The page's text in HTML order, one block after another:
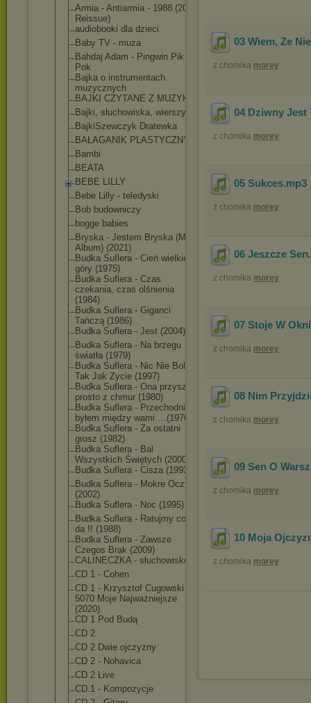
Armia - Antiarmia - 1988 (2009,
Reissue)
audiobooki dla dzieci
Baby TV - muza
Bahdaj Adam - Pingwin Pik
Pok
Bajka o instrumentach
muzycznych
BAJKI CZYTANE Z MUZYKĄ
Bajki, słuchowiska, wierszyki
BajkiSzewczyk Dratewka
BAŁAGANIK PLASTYCZNY
Bambi
BEATA
BEBE LILLY
Bebe Lilly - teledyski
Bob budowniczy
bogge babies
Bryska - Jestem Bryska (Mini
Album) (2021)
Budka Suflera - Cień wielkiej
góry (1975)
Budka Suflera - Czas
czekania, czas olśnienia
(1984)
Budka Suflera - Giganci
Tańczą (1986)
Budka Suflera - Jest (2004)
Budka Suflera - Na brzegu
światła (1979)
Budka Suflera - Nic Nie Boli,
Tak Jak Zycie (1997)
Budka Suflera - Ona przyszła
prosto z chmur (1980)
Budka Suflera - Przechodniem
byłem między wami …(1976)
Budka Suflera - Za ostatni
grosz (1982)
Budka Suflera - Bal
Wszystkich Świętych (2000)
Budka Suflera - Cisza (1993)
Budka Suflera - Mokre Oczy
(2002)
Budka Suflera - Noc (1995)
Budka Suflera - Ratujmy co się
da !! (1988)
Budka Suflera - Zawsze
Czegos Brak (2009)
CALINECZKA - słuchowisko
CD 1 - Cohen
CD 1 - Krzysztof Cugowski -
5070 Moje Najważniejsze
(2020)
CD 1 Pod Budą
CD 2
CD 2 Dwie ojczyzny
CD 2 - Nohavica
CD 2 Live
CD.1 - Kompozycje
03 Wiem, Ze
z chomika morey
04 Dziwny Jest
z chomika morey
05 Sukces.mp3
z chomika morey
06 Jeszcze Sen
z chomika morey
07 Stoje W
z chomika morey
08 Nim
z chomika morey
09 Sen O
z chomika morey
10 Moja
z chomika morey